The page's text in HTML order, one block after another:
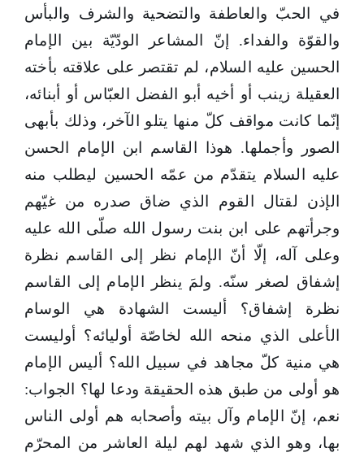
في الحبّ والعاطفة والتضحية والشرف والبأس
والقوّة والفداء. إنّ المشاعر الودّيّة بين الإمام
الحسين عليه السلام، لم تقتصر على علاقته بأخته
العقيلة زينب أو أخيه أبو الفضل العبّاس أو أبنائه،
إنّما كانت مواقف كلّ منها يتلو الآخر، وذلك بأبهى
الصور وأجملها. هوذا القاسم ابن الإمام الحسن
عليه السلام يتقدّم من عمّه الحسين ليطلب منه
الإذن لقتال القوم الذي ضاق صدره من غيّهم
وجرأتهم على ابن بنت رسول الله صلّى الله عليه
وعلى آله، إلّا أنّ الإمام نظر إلى القاسم نظرة
إشفاق لصغر سنّه. ولمَ ينظر الإمام إلى القاسم
نظرة إشفاق؟ أليست الشهادة هي الوسام
الأعلى الذي منحه الله لخاصّة أوليائه؟ أوليست
هي منية كلّ مجاهد في سبيل الله؟ أليس الإمام
هو أولى من طبق هذه الحقيقة ودعا لها؟ الجواب:
نعم، إنّ الإمام وآل بيته وأصحابه هم أولى الناس
بها، وهو الذي شهد لهم ليلة العاشر من المحرّم